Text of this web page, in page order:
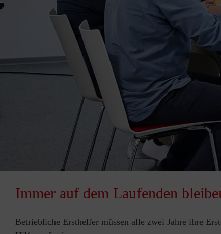
Immer auf dem Laufenden
Betriebliche Ersthelfer müssen alle zwei Jahre ihre